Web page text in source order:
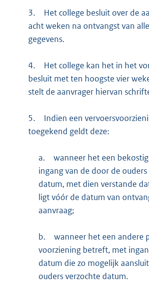
3.
Het college besluit over de
acht weken na ontvangst van
gegevens.
4.
Het college kan het in het
besluit met ten hoogste vier
stelt de aanvrager hiervan
5.
Indien een
toegekend geldt deze:
a.
wanneer het een
ingang van de door de ouders
datum, met dien verstande
ligt vóór de datum van
aanvraag;
b.
wanneer het een andere
voorziening betreft, met
datum die zo mogelijk
ouders verzochte datum.